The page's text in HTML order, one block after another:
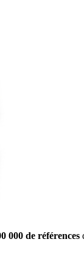
000 de références